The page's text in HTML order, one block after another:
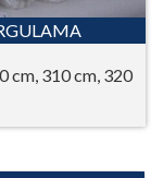
cm, 310 cm, 320